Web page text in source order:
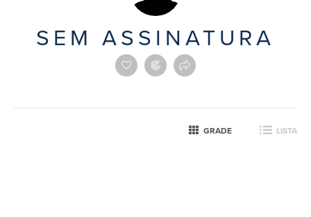
SEM ASSINATURA
GRADE LISTA